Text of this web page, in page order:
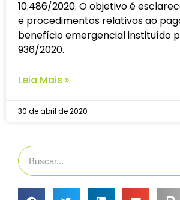
10.486/2020. O objetivo é
e procedimentos relativos ao
benefício emergencial instituído
936/2020.
Leia Mais »
30 de abril de 2020